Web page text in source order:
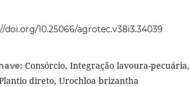
doi.org/10.25066/agrotec.v38i3.34039
Consórcio, Integração lavoura-
direto, Urochloa brizantha